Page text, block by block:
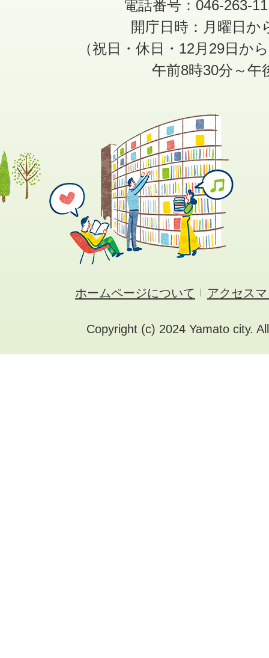
電話番号：046-263-
開庁日時：月曜日か
（祝日・休日・12月29日か
午前8時30分～午
ホームページについて アクセス
Copyright (c) 2024 Yamato city.